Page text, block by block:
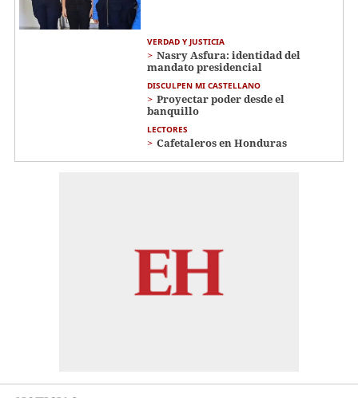
VERDAD Y JUSTICIA
Nasry Asfura: identidad del
mandato presidencial
DISCULPEN MI CASTELLANO
Proyectar poder desde el
banquillo
LECTORES
Cafetaleros en Honduras